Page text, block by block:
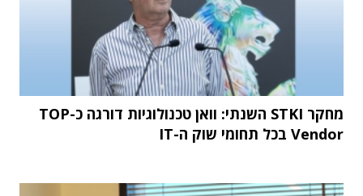
מחקר STKI השנתי: וואן טכנולוגיות דורגה כ-TOP
Vendor בכל תחומי שוק ה-IT